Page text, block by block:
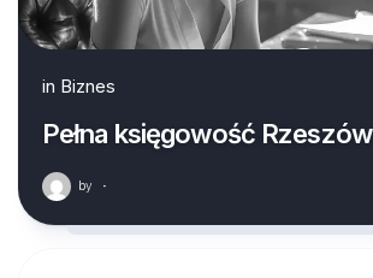
in Biznes
Pełna księgowość Rzeszów
by ·